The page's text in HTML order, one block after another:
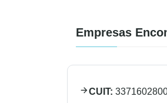
Empresas
CUIT: